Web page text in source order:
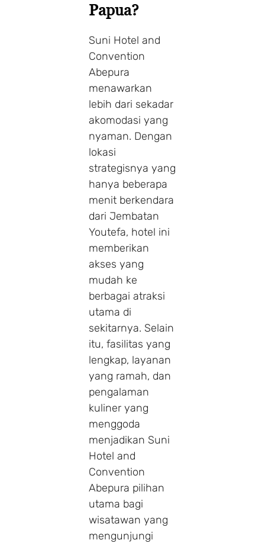
Papua?
Suni Hotel and
Convention
Abepura
menawarkan
lebih dari sekadar
akomodasi yang
nyaman. Dengan
lokasi
strategisnya yang
hanya beberapa
menit berkendara
dari Jembatan
Youtefa, hotel ini
memberikan
akses yang
mudah ke
berbagai atraksi
utama di
sekitarnya. Selain
itu, fasilitas yang
lengkap, layanan
yang ramah, dan
pengalaman
kuliner yang
menggoda
menjadikan Suni
Hotel and
Convention
Abepura pilihan
utama bagi
wisatawan yang
mengunjungi